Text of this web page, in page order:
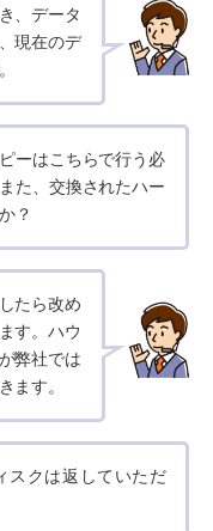
、データ
現在のデ
ーはこちらで行う必
た、交換されたハー
？
たら改め
す。ハウ
弊社では
ます。
スクは返していただ